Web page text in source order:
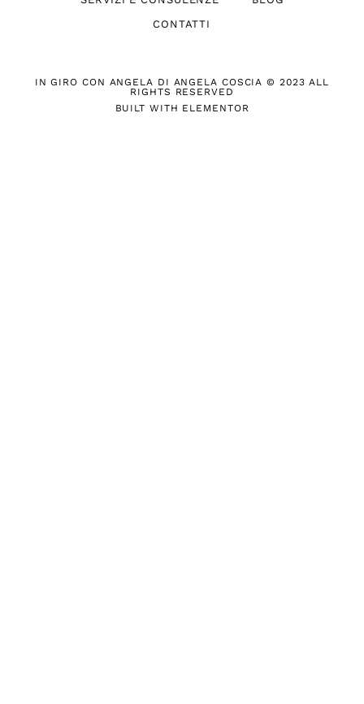
CONTATTI
IN GIRO CON ANGELA DI ANGELA COSCIA © 2023 ALL
RIGHTS RESERVED
BUILT WITH ELEMENTOR